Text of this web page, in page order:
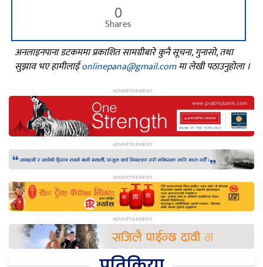
0
Shares
अनलाइनपाना डटकममा प्रकाशित सामग्रीबारे कुनै सूचना, गुनासो, तथा
सुझाव भए हामीलाईonlinepana@gmail.comमा लेखी पठाउनुहोला ।